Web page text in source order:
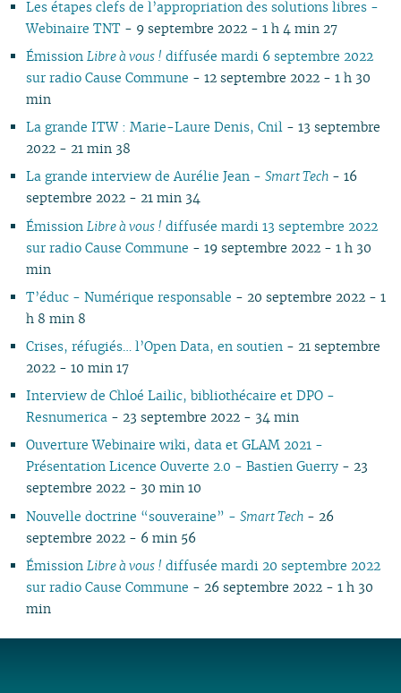
01 01 0102
01
02
01
02
01
02
01
02
03
02
02 03
03
02
01
Les étapes clefs de l’appropriation des solutions libres -
Webinaire TNT- 9 septembre 2022 - 1 h 4 min 27
Émission Libre à vous ! diffusée mardi 6 septembre 2022
sur radio Cause Commune - 12 septembre 2022 - 1 h 30
min
La grande ITW : Marie-Laure Denis, Cnil- 13 septembre
2022 - 21 min 38
La grande interview de Aurélie Jean - Smart Tech- 16
septembre 2022 - 21 min 34
Émission Libre à vous ! diffusée mardi 13 septembre 2022
sur radio Cause Commune - 19 septembre 2022 - 1 h 30
min
T’éduc - Numérique responsable - 20 septembre 2022 - 1
h 8 min 8
Crises, réfugiés… l’Open Data, en soutien - 21 septembre
2022 - 10 min 17
Interview de Chloé Lailic, bibliothécaire et DPO -
Resnumerica- 23 septembre 2022 - 34 min
Ouverture Webinaire wiki, data et GLAM 2021 -
Présentation Licence Ouverte 2.0 - Bastien Guerry- 23
septembre 2022 - 30 min 10
Nouvelle doctrine “souveraine” - Smart Tech- 26
septembre 2022 - 6 min 56
Émission Libre à vous ! diffusée mardi 20 septembre 2022
sur radio Cause Commune - 26 septembre 2022 - 1 h 30
min